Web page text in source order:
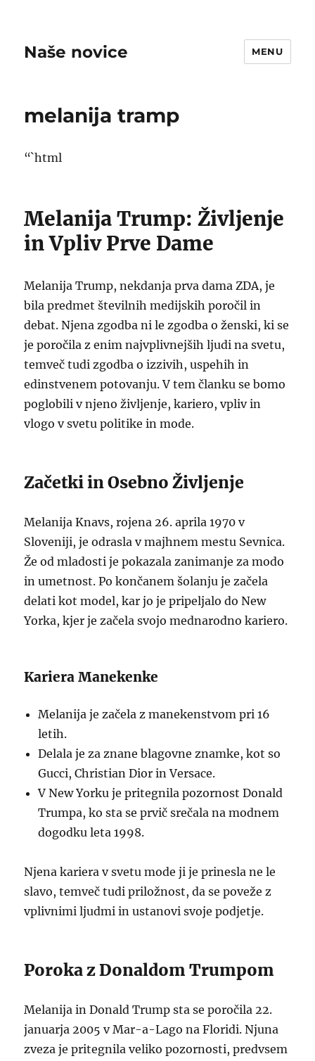
Naše novice MENU
melanija tramp
“`html
Melanija Trump: Življenje
in Vpliv Prve Dame
Melanija Trump, nekdanja prva dama ZDA, je
bila predmet številnih medijskih poročil in
debat. Njena zgodba ni le zgodba o ženski, ki se
je poročila z enim najvplivnejših ljudi na svetu,
temveč tudi zgodba o izzivih, uspehih in
edinstvenem potovanju. V tem članku se bomo
poglobili v njeno življenje, kariero, vpliv in
vlogo v svetu politike in mode.
Začetki in Osebno Življenje
Melanija Knavs, rojena 26. aprila 1970 v
Sloveniji, je odrasla v majhnem mestu Sevnica.
Že od mladosti je pokazala zanimanje za modo
in umetnost. Po končanem šolanju je začela
delati kot model, kar jo je pripeljalo do New
Yorka, kjer je začela svojo mednarodno kariero.
Kariera Manekenke
Melanija je začela z manekenstvom pri 16
letih.
Delala je za znane blagovne znamke, kot so
Gucci, Christian Dior in Versace.
V New Yorku je pritegnila pozornost Donald
Trumpa, ko sta se prvič srečala na modnem
dogodku leta 1998.
Njena kariera v svetu mode ji je prinesla ne le
slavo, temveč tudi priložnost, da se poveže z
vplivnimi ljudmi in ustanovi svoje podjetje.
Poroka z Donaldom Trumpom
Melanija in Donald Trump sta se poročila 22.
januarja 2005 v Mar-a-Lago na Floridi. Njuna
zveza je pritegnila veliko pozornosti, predvsem